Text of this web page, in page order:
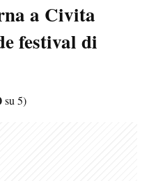
a Civita
festival di
su 5)